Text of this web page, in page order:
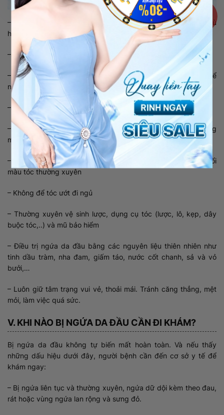
– Lựa chọn dầu gội, dầu xả và các sản phẩm chăm sóc tóc phù
hợp với bạn
– Massage da đầu mỗi ngày (khoảng 5-10 phút)
– Tăng cường bổ sung đầy đủ chất dinh dưỡng cần thiết để
nuôi dưỡng tóc chắc khỏe, hạn chế những tác nhân gây bệnh.
– Không buộc hoặc búi tóc quá chặt
– Bảo vệ tóc khi ra ngoài để tránh tác động xấu từ ánh nắng
mặt trời, tia UV, khói bụi, hóa chất
– Không lạm dụng hóa chất tạo kiểu (uốn, duỗi, ép) và thay đổi
màu tóc thường xuyên
– Không để tóc ướt đi ngủ
– Thường xuyên vệ sinh lược, dụng cụ tóc (lược, lô, kẹp, dây
buộc tóc,..) và mũ bảo hiểm
– Điều trị ngứa da đầu bằng các nguyên liệu thiên nhiên như
tinh dầu tràm, nha đam, giấm táo, nước cốt chanh, sả và vỏ
bưởi,…
– Luôn giữ tâm trạng vui vẻ, thoải mái. Tránh căng thẳng, mệt
mỏi, làm việc quá sức.
V. KHI NÀO BỊ NGỨA DA ĐẦU CẦN ĐI KHÁM?
Bị ngứa da đầu không tự biến mất hoàn toàn. Và nếu thấy
những dấu hiệu dưới đây, người bệnh cần đến cơ sở y tế để
khám ngay:
– Bị ngứa liên tục và thường xuyên, ngứa dữ dội kèm theo đau,
rát hoặc vùng ngứa lan rộng và sưng đỏ.